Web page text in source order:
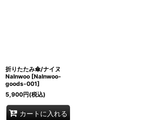
折りたたみ傘/ナイヌ
NaInwoo [NaInwoo-
goods-001]
5,900円(税込)
カートに入れる